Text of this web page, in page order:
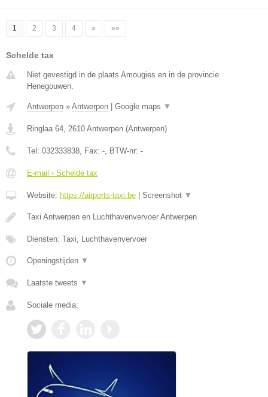
1 2 3 4 » »»
Schelde tax
Niet gevestigd in de plaats Amougies en in de provincie
Henegouwen.
Antwerpen » Antwerpen Google maps ▼
Ringlaa 64, 2610 Antwerpen (Antwerpen)
Tel: 032333838, Fax: -, BTW-nr: -
E-mail › Schelde tax
Website: https://airports-taxi.be Screenshot ▼
Taxi Antwerpen en Luchthavenvervoer Antwerpen
Diensten: Taxi, Luchthavenvervoer
Openingstijden ▼
Laatste tweets ▼
Sociale media: